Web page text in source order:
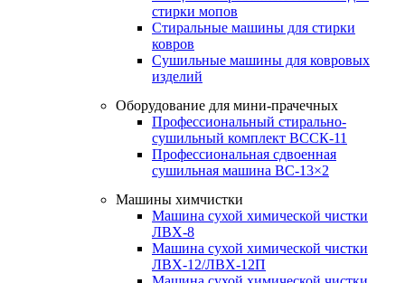
стирки мопов
Стиральные машины для стирки
ковров
Сушильные машины для ковровых
изделий
Оборудование для мини-прачечных
Профессиональный стирально-
сушильный комплект ВССК-11
Профессиональная сдвоенная
сушильная машина ВС-13×2
Машины химчистки
Машина сухой химической чистки
ЛВХ-8
Машина сухой химической чистки
ЛВХ-12/ЛВХ-12П